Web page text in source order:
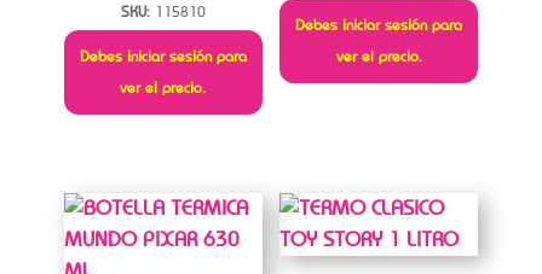
SKU: 115810
Debes iniciar sesión para
ver el precio.
Debes iniciar sesión para
ver el precio.